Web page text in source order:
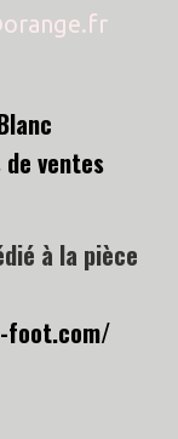
ventes
à la pièce
foot.com/